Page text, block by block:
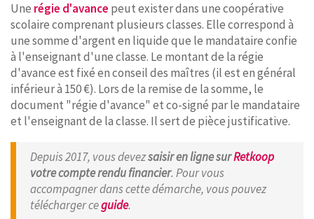
Une régie d'avance peut exister dans une coopérative
scolaire comprenant plusieurs classes. Elle correspond à
une somme d'argent en liquide que le mandataire confie
à l'enseignant d'une classe. Le montant de la régie
d'avance est fixé en conseil des maîtres (il est en général
inférieur à 150 €). Lors de la remise de la somme, le
document "régie d'avance" et co-signé par le mandataire
et l'enseignant de la classe. Il sert de pièce justificative.
Depuis 2017, vous devezsaisir en ligne surRetkoop
votre compte rendu financier. Pour vous
accompagner dans cette démarche, vous pouvez
télécharger ceguide.